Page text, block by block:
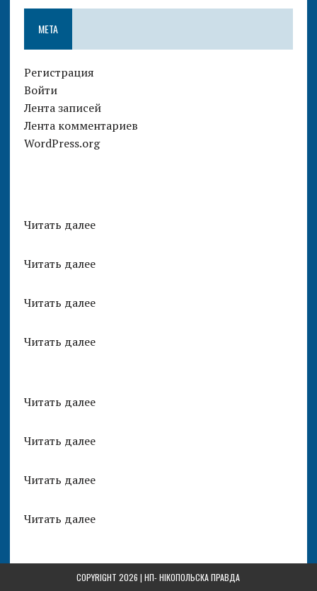
МЕТА
Регистрация
Войти
Лента записей
Лента комментариев
WordPress.org
Читать далее
Читать далее
Читать далее
Читать далее
Читать далее
Читать далее
Читать далее
Читать далее
COPYRIGHT 2026 | НП-НІКОПОЛЬСКА ПРАВДА